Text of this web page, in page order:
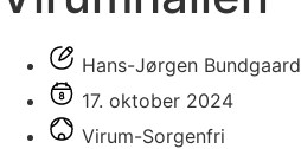
Hans-Jørgen Bundgaard
17. oktober 2024
Virum-Sorgenfri